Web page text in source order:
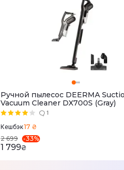
Ручной пылесос DEERMA
Vacuum Cleaner DX700S (Gray)
1
Кешбэк17 ₴
2 699
-33%
1 799₴